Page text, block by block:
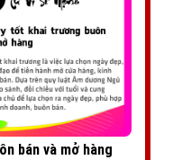
bán và mở hàng